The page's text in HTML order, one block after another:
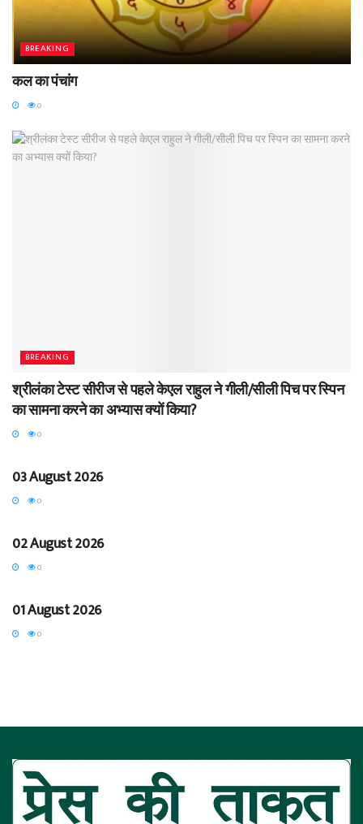
BREAKING
कल का पंचांग
0
BREAKING
श्रीलंका टेस्ट सीरीज से पहले केएल राहुल ने गीली/सीली पिच पर स्पिन
का सामना करने का अभ्यास क्यों किया?
0
03 August 2026
0
02 August 2026
0
01 August 2026
0